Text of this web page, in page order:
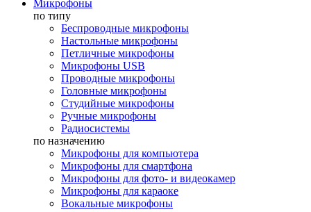
Микрофоны
по типу
Беспроводные микрофоны
Настольные микрофоны
Петличные микрофоны
Микрофоны USB
Проводные микрофоны
Головные микрофоны
Студийные микрофоны
Ручные микрофоны
Радиосистемы
по назначению
Микрофоны для компьютера
Микрофоны для смартфона
Микрофоны для фото- и видеокамер
Микрофоны для караоке
Вокальные микрофоны